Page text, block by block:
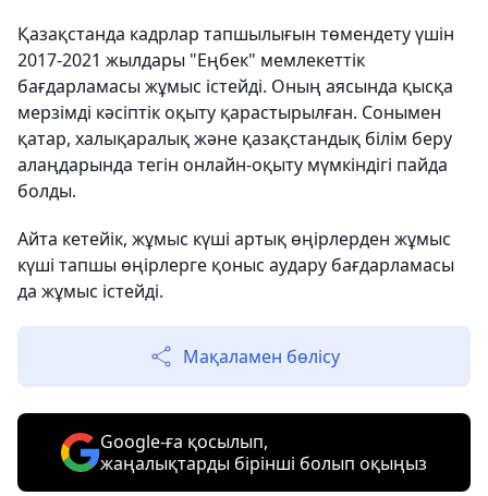
Қазақстанда кадрлар тапшылығын төмендету үшін
2017-2021 жылдары "Еңбек" мемлекеттік
бағдарламасы жұмыс істейді. Оның аясында қысқа
мерзімді кәсіптік оқыту қарастырылған. Сонымен
қатар, халықаралық және қазақстандық білім беру
алаңдарында тегін онлайн-оқыту мүмкіндігі пайда
болды.
Айта кетейік, жұмыс күші артық өңірлерден жұмыс
күші тапшы өңірлерге қоныс аудару бағдарламасы
да жұмыс істейді.
Мақаламен бөлісу
Google-ға қосылып,
жаңалықтарды бірінші болып оқыңыз